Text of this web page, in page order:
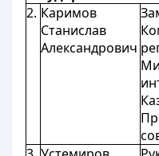
2. Каримов
Станислав
Александрович